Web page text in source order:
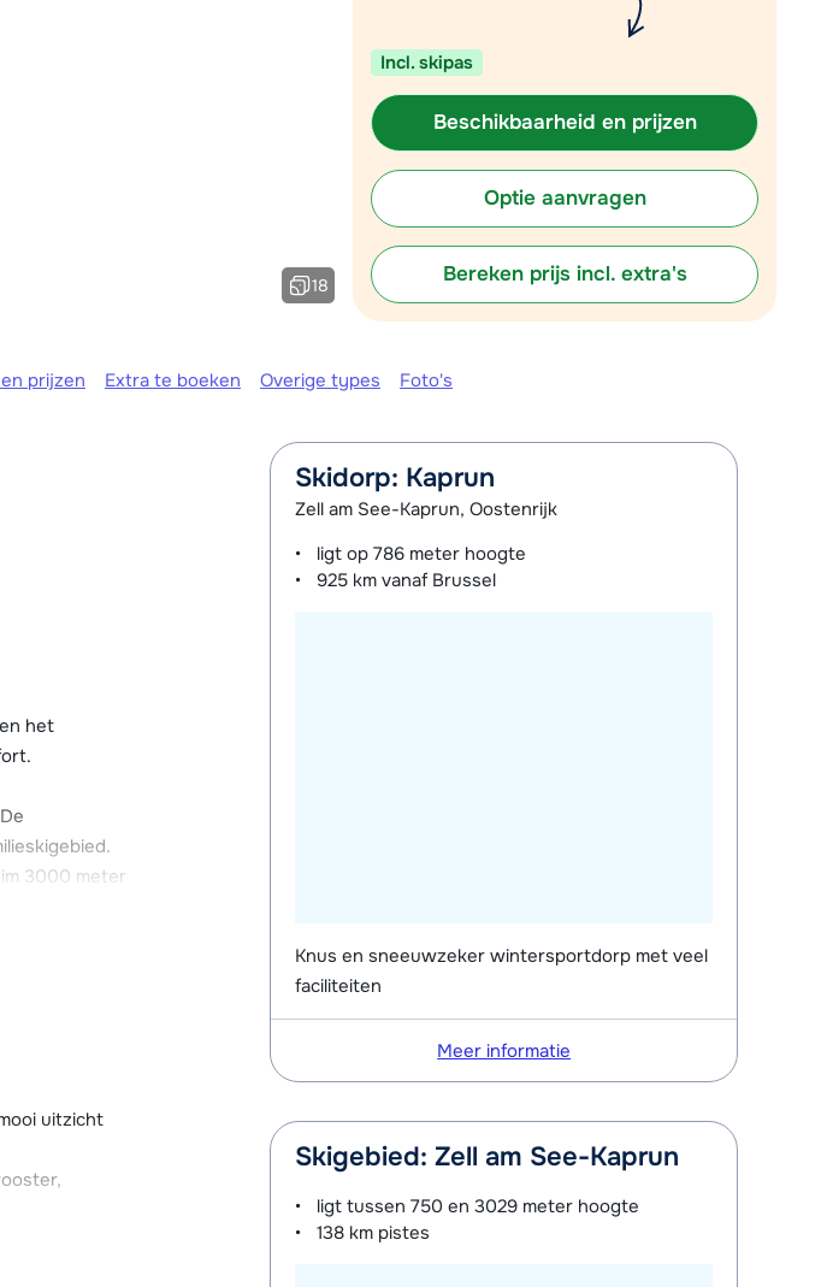
Mail naar info@chalet.be
We zijn er vandaag tot 17:30 uur.
18
Incl. skipas
Beschikbaarheid en prijzen
Optie aanvragen
Bereken prijs incl. extra's
prijzen Extra te boeken Overige types Foto's
het
3000 meter
je de
bars. Inuitzicht
Skidorp: Kaprun
Zell am See-Kaprun, Oostenrijk
ligt op786 meter hoogte
925 km vanaf Brussel
Knus en sneeuwzeker wintersportdorp met veel
faciliteiten
Meer informatie
Skigebied: Zell am See-Kaprun
ligt tussen750 en 3029 meter hoogte
138 km pistes